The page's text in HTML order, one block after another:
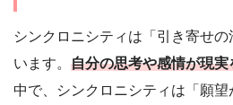
シンクロニシティは「引き寄せ
います。 自分の思考や感情が現実
中で、シンクロニシティは「願